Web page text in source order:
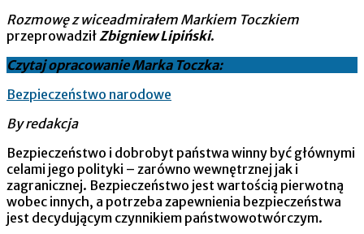
Rozmowę z wiceadmirałem Markiem Toczkiem
przeprowadziłZbigniew Lipiński.
Czytaj opracowanie Marka Toczka:
Bezpieczeństwo narodowe
By redakcja
Bezpieczeństwo i dobrobyt państwa winny być głównymi
celami jego polityki – zarówno wewnętrznej jak i
zagranicznej. Bezpieczeństwo jest wartością pierwotną
wobec innych, a potrzeba zapewnienia bezpieczeństwa
jest decydującym czynnikiem państwowotwórczym.